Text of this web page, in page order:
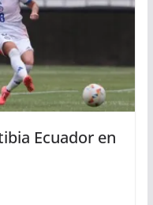
Ecuador en